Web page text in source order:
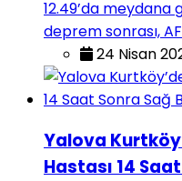
12.49’da meydana
deprem sonrası,
24 Nisan
Yalova
Hastası 14